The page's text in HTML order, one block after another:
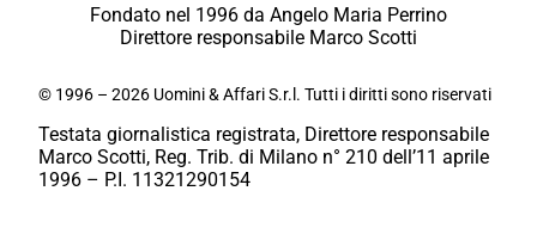
Fondato nel 1996 da Angelo Maria Perrino
Direttore responsabile Marco Scotti
© 1996 – 2026 Uomini & Affari S.r.l. Tutti i diritti sono riservati
Testata giornalistica registrata, Direttore responsabile
Marco Scotti, Reg. Trib. di Milano n° 210 dell’11 aprile
1996 – P.I. 11321290154